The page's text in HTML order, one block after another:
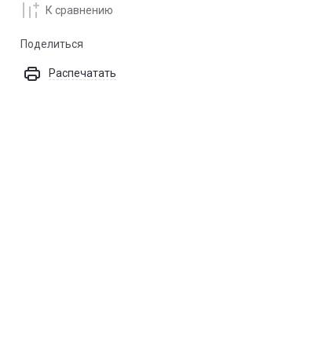
К сравнению
Поделиться
Распечатать